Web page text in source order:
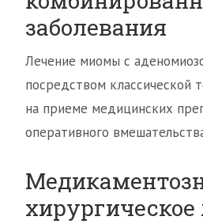
заболевания
Лечение миомы с
посредством классической
на приеме медицинских
оперативного
хирургическое